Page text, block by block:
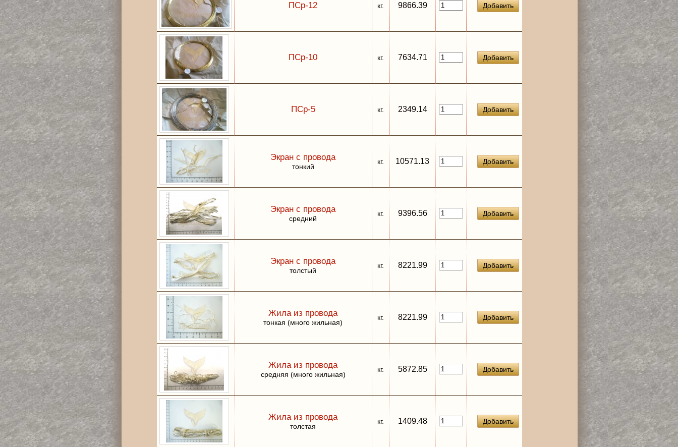
ПСр-12 кг. 9866.39 Добавить
ПСр-10 кг. 7634.71 Добавить
ПСр-5 кг. 2349.14 Добавить
Экран с провода
тонкий
кг. 10571.13 Добавить
Экран с провода
средний
кг. 9396.56 Добавить
Экран с провода
толстый
кг. 8221.99 Добавить
Жила из провода
тонкая (много жильная)
кг. 8221.99 Добавить
Жила из провода
средняя (много жильная)
кг. 5872.85 Добавить
Жила из провода
толстая
кг. 1409.48 Добавить